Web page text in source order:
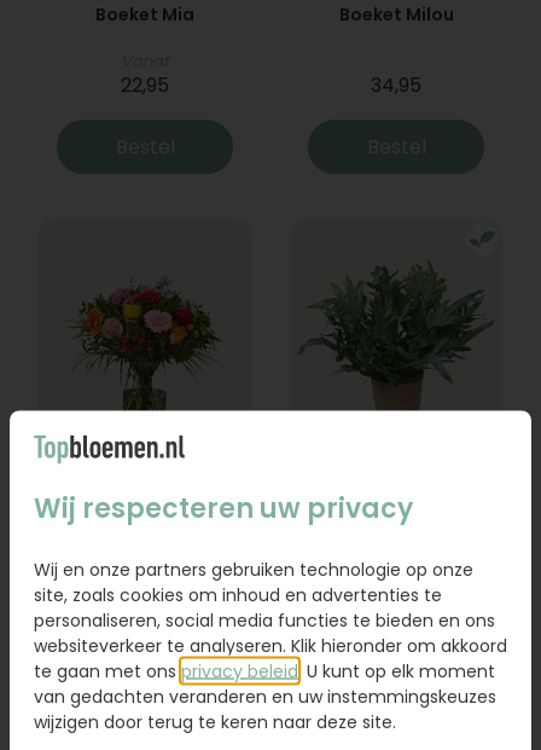
Boeket Mia
22,95
Bestel
Boeket Milou
34,95
Bestel
Vanaf
Bestel Bestel
Wij respecteren uw privacy
Wij en onze partners gebruiken technologie op onze
site, zoals cookies om inhoud en advertenties te
personaliseren, social media functies te bieden en ons
websiteverkeer te analyseren. Klik hieronder om akkoord
te gaan met ons privacy beleid . U kunt op elk moment
van gedachten veranderen en uw instemmingskeuzes
wijzigen door terug te keren naar deze site.